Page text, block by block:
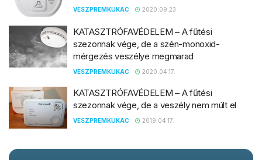
VESZPREMKUKAC 2020.09.23.
KATASZTRÓFAVÉDELEM – A fűtési
szezonnak vége, de a szén-monoxid-
mérgezés veszélye megmarad
VESZPREMKUKAC 2020.04.17.
KATASZTRÓFAVÉDELEM – A fűtési
szezonnak vége, de a veszély nem múlt el
VESZPREMKUKAC 2019.04.17.